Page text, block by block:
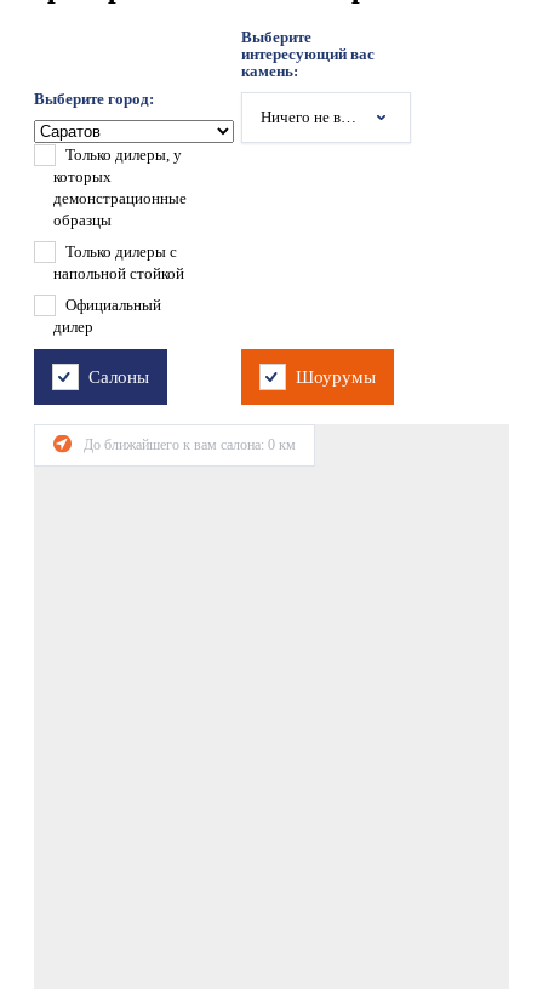
Выберите город:
Выберите
интересующий вас
камень:
Ничего не выбрано
Только дилеры, у
которых
демонстрационные
образцы
Только дилеры с
напольной стойкой
Официальный
дилер
Салоны Шоурумы
До ближайшего к вам салона: 0 км